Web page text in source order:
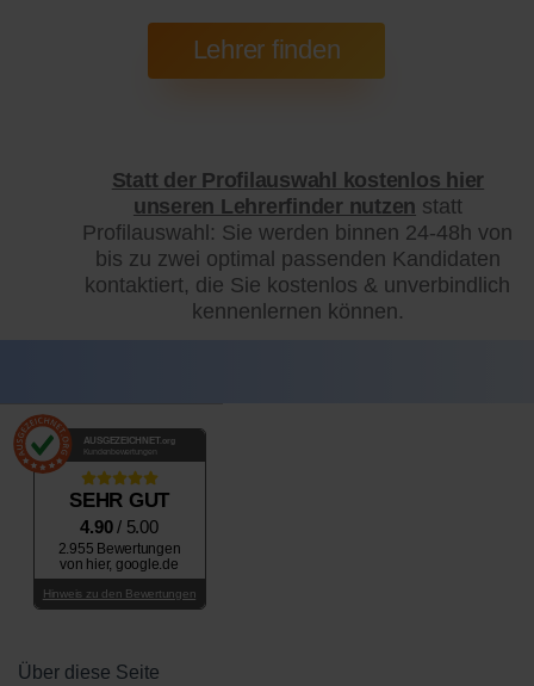
Statt der Profilauswahl kostenlos hier
unseren Lehrerfinder nutzen statt
Profilauswahl: Sie werden binnen 24-48h von
bis zu zwei optimal passenden Kandidaten
kontaktiert, die Sie kostenlos & unverbindlich
kennenlernen können.
AUSGEZEICHNET .org
Kundenbewertungen
SEHR GUT
4.90/ 5.00
2.955 Bewertungen
von hier, google.de
Hinweis zu den Bewertungen
Über diese Seite